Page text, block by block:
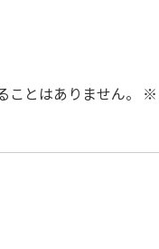
ことはありません。 ※